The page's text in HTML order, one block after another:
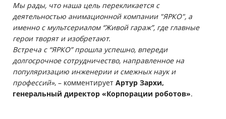
Мы рады, что наша цель перекликается с
деятельностью анимационной компании "ЯРКО", а
именно с мультсериалом “Живой гараж”, где главные
герои творят и изобретают.
Встреча с “ЯРКО” прошла успешно, впереди
долгосрочное сотрудничество, направленное на
популяризацию инженерии и смежных наук и
профессий», – комментирует Артур Зархи,
генеральный директор «Корпорации роботов».